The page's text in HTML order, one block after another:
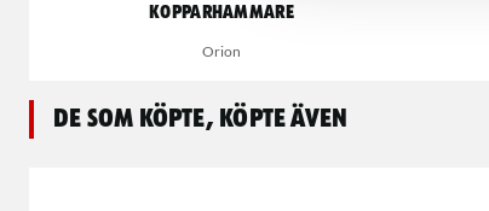
Kopparhammare
Orion
De som köpte, köpte även